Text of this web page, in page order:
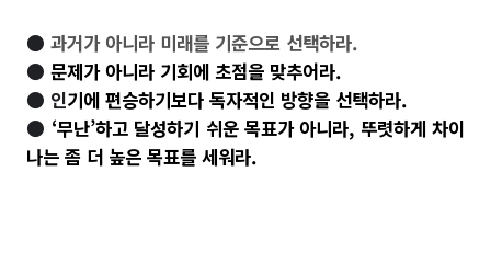
● 과거가 아니라 미래를 기준으로 선택하라.
● 문제가 아니라 기회에 초점을 맞추어라.
● 인기에 편승하기보다 독자적인 방향을 선택하라.
● ‘무난’하고 달성하기 쉬운 목표가 아니라, 뚜렷하게 차이
나는 좀 더 높은 목표를 세워라.